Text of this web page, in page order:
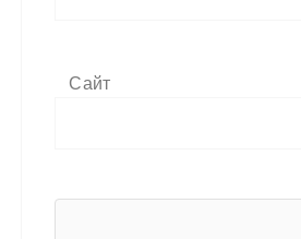
Сайт